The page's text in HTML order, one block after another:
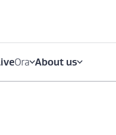
Ora About us